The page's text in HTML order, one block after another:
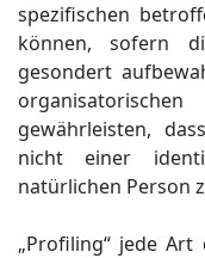
spezifischen
können, sofern
gesondert
gewährleisten,
nicht einer
natürlichen Person
„Profiling“ jede